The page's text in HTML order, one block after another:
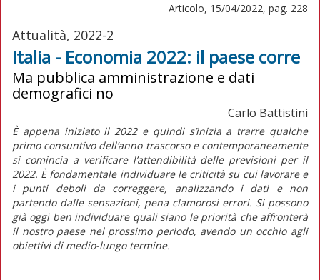
Articolo, 15/04/2022, pag. 228
Attualità, 2022-2
Italia - Economia 2022: il paese corre
Ma pubblica amministrazione e dati
demografici no
Carlo Battistini
È appena iniziato il 2022 e quindi s’inizia a trarre qualche
primo consuntivo dell’anno trascorso e contemporaneamente
si comincia a verificare l’attendibilità delle previsioni per il
2022. È fondamentale individuare le criticità su cui lavorare e
i punti deboli da correggere, analizzando i dati e non
partendo dalle sensazioni, pena clamorosi errori. Si possono
già oggi ben individuare quali siano le priorità che affronterà
il nostro paese nel prossimo periodo, avendo un occhio agli
obiettivi di medio-lungo termine.